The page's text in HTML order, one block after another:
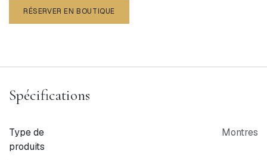
RÉSERVER EN BOUTIQUE
Spécifications
Type de
produits
Montres